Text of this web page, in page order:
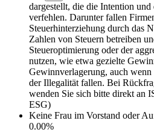
dargestellt, die die Intention und
verfehlen. Darunter fallen
Steuerhinterziehung durch das
Zahlen von Steuern betreiben
Steueroptimierung oder der
nutzen, wie etwa gezielte
Gewinnverlagerung, auch
der Illegalität fallen. Bei
wenden Sie sich bitte direkt an
ESG)
Keine Frau im Vorstand oder
0.00%